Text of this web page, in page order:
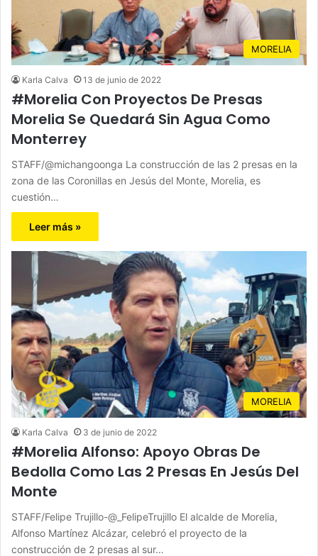
MORELIA
Karla Calva 13 de junio de 2022
#Morelia Con Proyectos De Presas
Morelia Se Quedará Sin Agua Como
Monterrey
STAFF/@michangoonga La construcción de las 2 presas en la
zona de las Coronillas en Jesús del Monte, Morelia, es
cuestión…
Leer más »
MORELIA
Karla Calva 3 de junio de 2022
#Morelia Alfonso: Apoyo Obras De
Bedolla Como Las 2 Presas En Jesús Del
Monte
STAFF/Felipe Trujillo-@_FelipeTrujillo El alcalde de Morelia,
Alfonso Martínez Alcázar, celebró el proyecto de la
construcción de 2 presas al sur…